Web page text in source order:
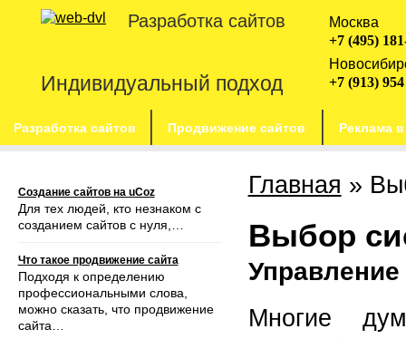
Разработка сайтов
Индивидуальный подход
Разработка сайтов Продвижение сайтов Реклама
Москва
+7 (495)
+7 (913)
Создание сайтов на uCoz
Для тех людей, кто незнаком с
созданием сайтов с нуля,…
Что такое продвижение сайта
Подходя к определению
профессиональными слова,
можно сказать, что продвижение
сайта…
Главная »
Выбор
Многие